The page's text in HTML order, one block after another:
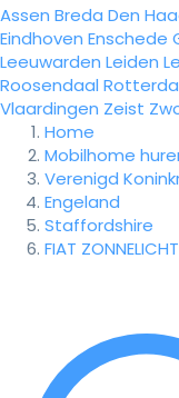
Assen Breda Den
Eindhoven Enschede
Leeuwarden Leiden
Roosendaal
Vlaardingen Zeist
Home
Mobilhome
Verenigd
Engeland
Staffordshire
FIAT